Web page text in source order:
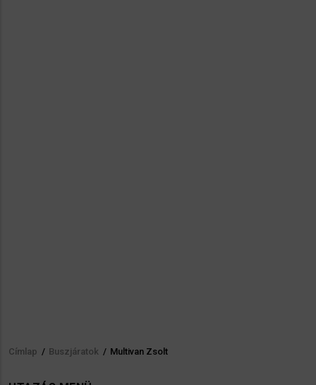
Morzsa
Címlap / Buszjáratok / Multivan Zsolt